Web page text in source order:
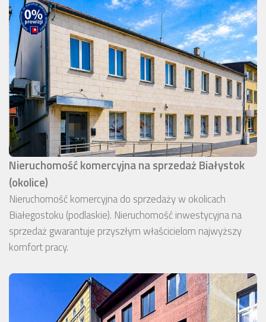
Nieruchomość komercyjna na sprzedaż Białystok
(okolice)
Nieruchomość komercyjna do sprzedaży w okolicach
Białegostoku (podlaskie). Nieruchomość inwestycyjna na
sprzedaż gwarantuje przyszłym właścicielom najwyższy
komfort pracy.